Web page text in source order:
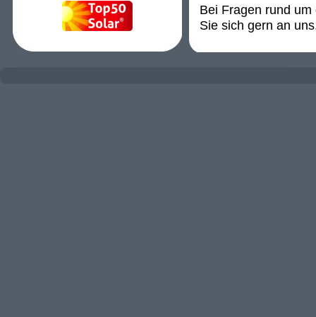
Bei Fragen rund
Sie sich gern an